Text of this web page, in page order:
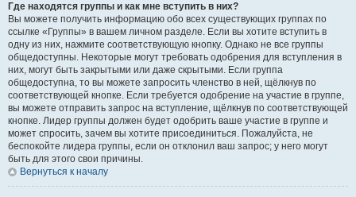
Где находятся группы и как мне вступить в них?
Вы можете получить информацию обо всех существующих группах по
ссылке «Группы» в вашем личном разделе. Если вы хотите вступить в
одну из них, нажмите соответствующую кнопку. Однако не все группы
общедоступны. Некоторые могут требовать одобрения для вступления в
них, могут быть закрытыми или даже скрытыми. Если группа
общедоступна, то вы можете запросить членство в ней, щёлкнув по
соответствующей кнопке. Если требуется одобрение на участие в группе,
вы можете отправить запрос на вступление, щёлкнув по соответствующей
кнопке. Лидер группы должен будет одобрить ваше участие в группе и
может спросить, зачем вы хотите присоединиться. Пожалуйста, не
беспокойте лидера группы, если он отклонил ваш запрос; у него могут
быть для этого свои причины.
Вернуться к началу